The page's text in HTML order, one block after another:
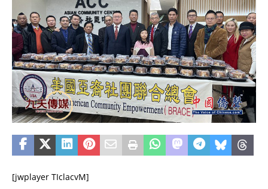
[jwplayer TIclacvM]